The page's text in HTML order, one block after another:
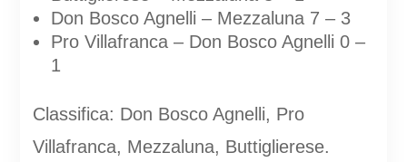
Don Bosco Agnelli – Mezzaluna 7 – 3
Pro Villafranca – Don Bosco Agnelli 0 –
1
Classifica: Don Bosco Agnelli, Pro
Villafranca, Mezzaluna, Buttiglierese.